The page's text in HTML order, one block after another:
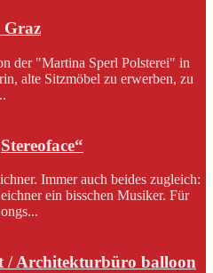
Graz
der "Martina Sperl Polsterei" in
alte Sitzmöbel zu erwerben, zu
Immer auch beides zugleich:
ein bisschen Musiker. Für
/ Architekturbüro balloon